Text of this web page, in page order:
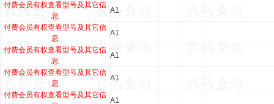
付费会员有权查看型号及其它信
息
A1
付费会员有权查看型号及其它信
息
A1
付费会员有权查看型号及其它信
息
A1
付费会员有权查看型号及其它信
息
A1
付费会员有权查看型号及其它信
A1